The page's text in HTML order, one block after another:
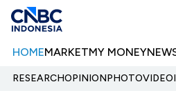
HOMEMARKETMY MONEY
RESEARCHOPINIONPHOTOVIDEO